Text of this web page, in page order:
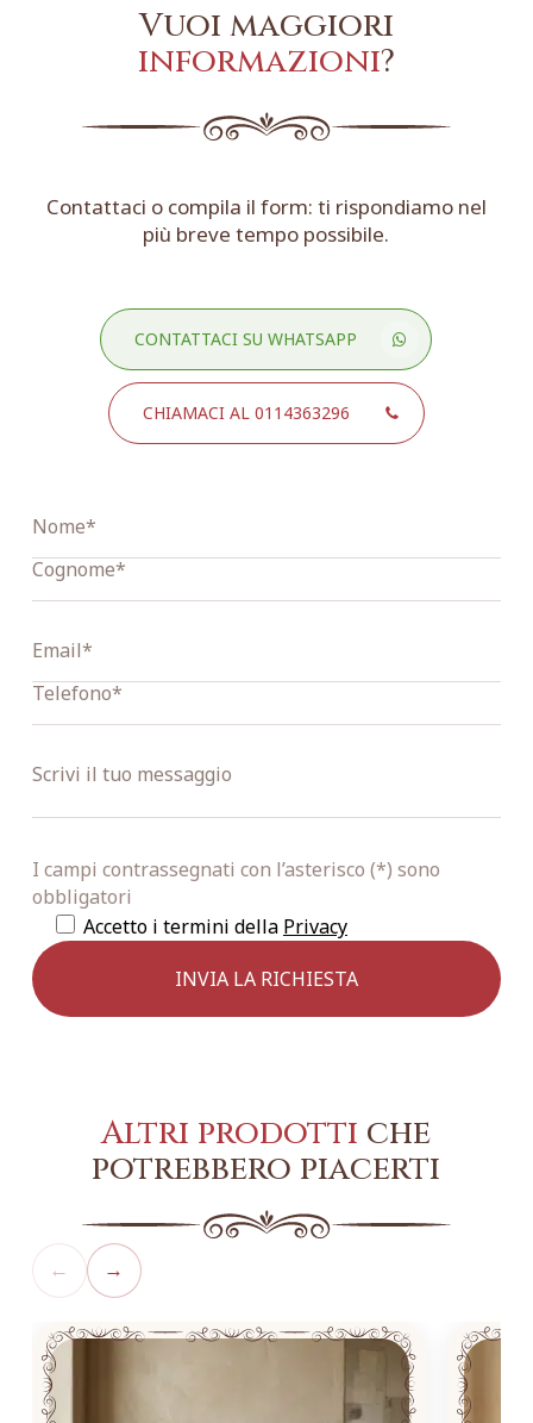
Vuoi maggiori
informazioni?
Contattaci o compila il form: ti rispondiamo nel
più breve tempo possibile.
CONTATTACI SU WHATSAPP
CHIAMACI AL 0114363296
I campi contrassegnati con l’asterisco (*) sono
obbligatori
Accetto i termini della Privacy
Altri prodotti che
potrebbero piacerti
← →